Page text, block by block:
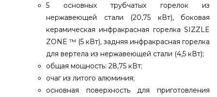
5 основных трубчатых горелок из
нержавеющей стали (20,75 кВт), боковая
керамическая инфракрасная горелка SIZZLE
ZONE ™ (5 кВт), задняя инфракрасная горелка
для вертела из нержавеющей стали (4,5 кВт);
общая мощность: 28,75 кВт;
очаг из литого алюминия;
основная поверхность для приготовления